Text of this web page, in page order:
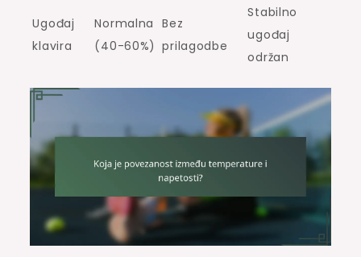
Ugođaj
klavira
Normalna
(40-60%)
Bez
prilagodbe
Stabilno
ugođaj
održan